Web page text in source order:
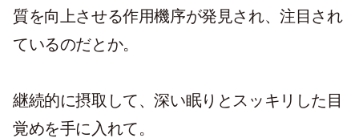
質を向上させる作用機序が発見され、注目され
ているのだとか。
継続的に摂取して、深い眠りとスッキリした目
覚めを手に入れて。